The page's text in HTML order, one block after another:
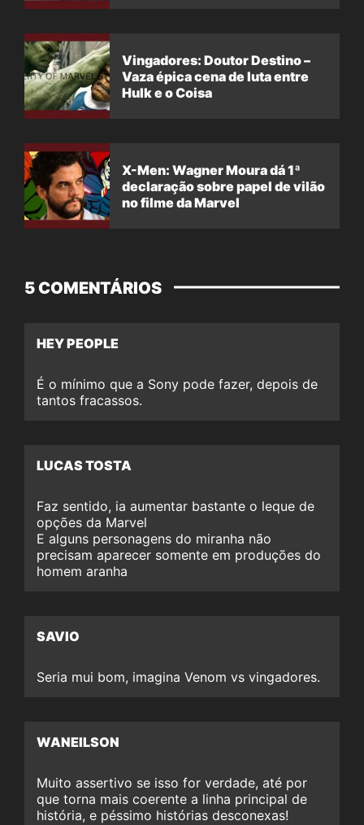
Vingadores: Doutor Destino –
Vaza épica cena de luta entre
Hulk e o Coisa
X-Men: Wagner Moura dá 1ª
declaração sobre papel de vilão
no filme da Marvel
5 COMENTÁRIOS
HEY PEOPLE
É o mínimo que a Sony pode fazer, depois de
tantos fracassos.
LUCAS TOSTA
Faz sentido, ia aumentar bastante o leque de
opções da Marvel
E alguns personagens do miranha não
precisam aparecer somente em produções do
homem aranha
SAVIO
Seria mui bom, imagina Venom vs vingadores.
WANEILSON
Muito assertivo se isso for verdade, até por
que torna mais coerente a linha principal de
história, e péssimo histórias desconexas!